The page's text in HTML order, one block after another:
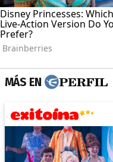
MÁS EN